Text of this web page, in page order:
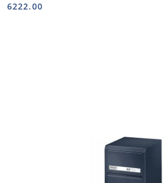
Cena:
Cena:
6222.00